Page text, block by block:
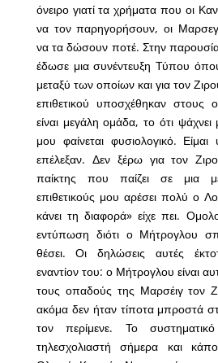
όνειρο γιατί τα χρήματα που οι
να τον παρηγορήσουν, οι
να τα δώσουν ποτέ. Στην
έδωσε μια συνέντευξη Τύπου
μεταξύ των οποίων και για τον
επιθετικού υποσχέθηκαν
είναι μεγάλη ομάδα, το ότι ψάχνει
μου φαίνεται φυσιολογικό.
επέλεξαν. Δεν ξέρω για τον
παίκτης που παίζει σε μια
επιθετικούς μου αρέσει πολύ ο
κάνει τη διαφορά» είχε πει.
εντύπωση διότι ο Μήτρογλου
θέσει. Οι δηλώσεις αυτές
εναντίον του: ο Μήτρογλου είναι
τους οπαδούς της Μαρσέιγ τον
ακόμα δεν ήταν τίποτα μπροστά
τον περίμενε. Το
τηλεσχολιαστή σήμερα και